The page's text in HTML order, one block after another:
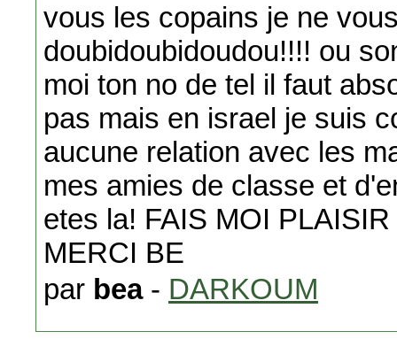
vous les copains je ne
doubidoubidoudou!!!! ou
moi ton no de tel il faut
pas mais en israel je suis
aucune relation avec les
mes amies de classe et
etes la! FAIS MOI
MERCI BE
par bea- DARKOUM